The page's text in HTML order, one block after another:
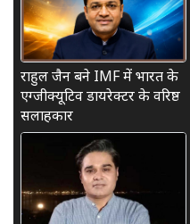
राहुल जैन बने IMF में भारत के
एग्जीक्यूटिव डायरेक्टर के वरिष्ठ
सलाहकार